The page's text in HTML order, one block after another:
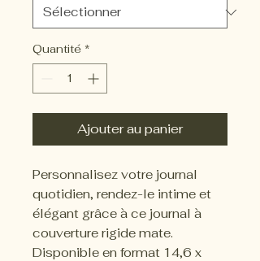
Quantité *
Ajouter au panier
Personnalisez votre journal
quotidien, rendez-le intime et
élégant grâce à ce journal à
couverture rigide mate.
Disponible en format 14,6 x